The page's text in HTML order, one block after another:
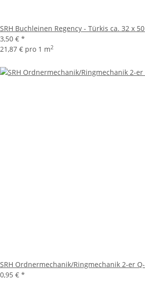
SRH Buchleinen Regency - Türkis ca. 32 x
3,50 € *
21,87 € pro 1 m2
SRH Ordnermechanik/Ringmechanik 2-er
0,95 € *